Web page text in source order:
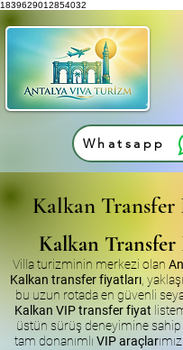
1839629012854032
Whatsapp
Kalkan Transfer
Kalkan Transfer
Villa turizminin merkezi olan
Kalkan transfer fiyatları,
bu uzun rotada en güvenli
Kalkan VIP transfer fiyat
üstün sürüş deneyimine sahip
tam donanımlı VIP araçlar